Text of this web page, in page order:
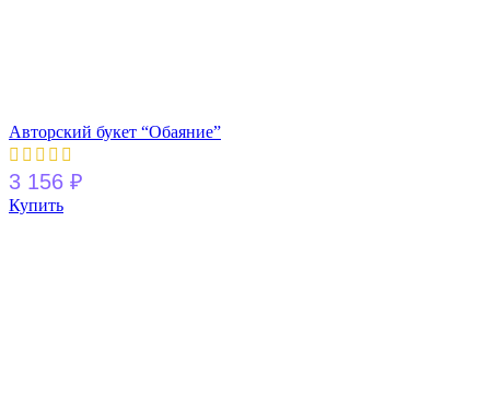
Авторский букет “Обаяние”
3 156 ₽
Купить